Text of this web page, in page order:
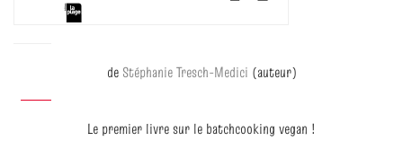
de Stéphanie Tresch-Medici (auteur)
Le premier livre sur le batchcooking vegan !